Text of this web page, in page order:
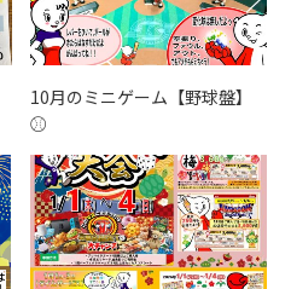
10月のミニゲーム【野球盤】
⚾